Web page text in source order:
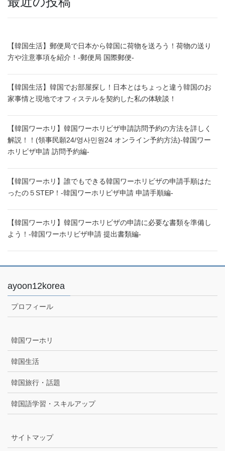
【韓国生活】郵便局で日本から韓国に荷物を送ろう！荷物の送り
方や注意事項を紹介！-郵便局 国際郵便-
【韓国生活】韓国でお部屋探し！日本とはちょっと違う韓国のお
家事情と現地でオフィステルを契約した私の体験談！
【韓国ワーホリ】韓国ワーホリビザ申請訪問予約の方法を詳しく
解説！！(領事民願24/영사민원24 オンライン予約方法)-韓国ワー
ホリビザ申請 訪問予約編-
【韓国ワーホリ】誰でもできる韓国ワーホリビザの申請手順はた
ったの５STEP！-韓国ワーホリビザ申請 申請手順編-
【韓国ワーホリ】韓国ワーホリビザの申請に必要な書類を準備し
よう！-韓国ワーホリビザ申請 提出書類編-
ayoon12korea
プロフィール
韓国ワーホリ
韓国生活
韓国旅行・話題
韓国語学習・スキルアップ
サイトマップ